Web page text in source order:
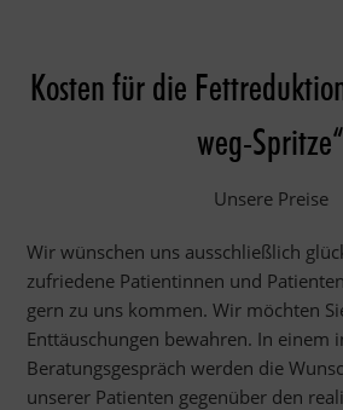
Kosten für die
weg-Spritze“
Unsere Preise
Wir wünschen uns ausschließlich
zufriedene Patientinnen und
gern zu uns kommen. Wir möchten
Enttäuschungen bewahren. In einem
Beratungsgespräch werden die
unserer Patienten gegenüber den